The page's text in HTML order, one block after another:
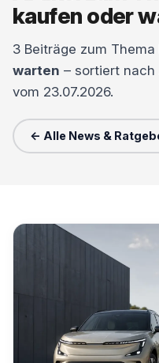
kaufen oder
3 Beiträge zum Thema
warten – sortiert nach
vom 23.07.2026.
← Alle News &